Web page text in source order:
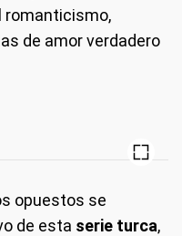
romanticismo,
de amor verdadero
opuestos se
de esta serie turca,